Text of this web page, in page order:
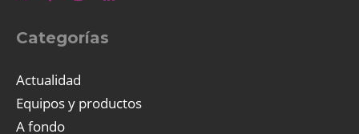
Categorías
Actualidad
Equipos y productos
A fondo